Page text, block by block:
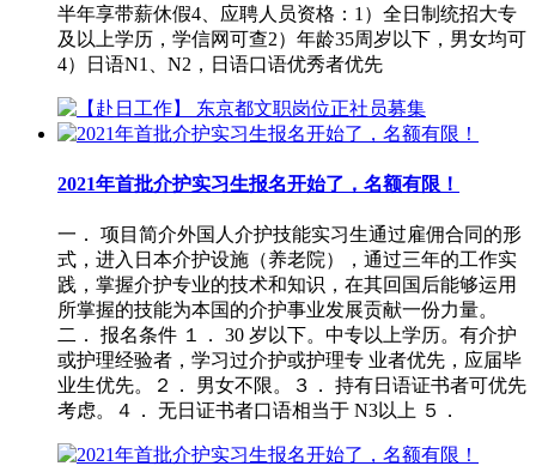
半年享带薪休假4、应聘人员资格：1）全日制统招大专
及以上学历，学信网可查2）年龄35周岁以下，男女均可
4）日语N1、N2，日语口语优秀者优先
2021年首批介护实习生报名开始了，名额有限！
一． 项目简介外国人介护技能实习生通过雇佣合同的形
式，进入日本介护设施（养老院），通过三年的工作实
践，掌握介护专业的技术和知识，在其回国后能够运用
所掌握的技能为本国的介护事业发展贡献一份力量。
二． 报名条件 １． 30 岁以下。中专以上学历。有介护
或护理经验者，学习过介护或护理专 业者优先，应届毕
业生优先。２． 男女不限。３． 持有日语证书者可优先
考虑。４． 无日证书者口语相当于 N3以上 ５．